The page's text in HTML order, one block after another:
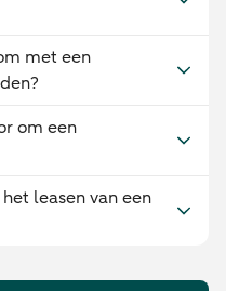
met een
om een
leasen van een